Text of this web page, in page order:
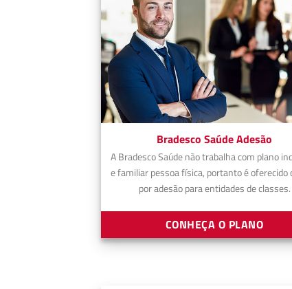
Bradesco Saúde Adesão
A Bradesco Saúde não trabalha com plano
e familiar pessoa física, portanto é oferecido
por adesão para entidades de classes.
CONHEÇA O PLANO